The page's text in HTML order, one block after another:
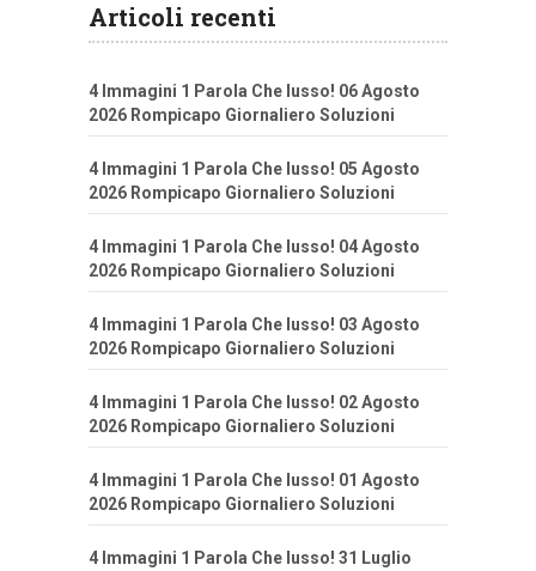
Articoli recenti
4 Immagini 1 Parola Che lusso! 06 Agosto
2026 Rompicapo Giornaliero Soluzioni
4 Immagini 1 Parola Che lusso! 05 Agosto
2026 Rompicapo Giornaliero Soluzioni
4 Immagini 1 Parola Che lusso! 04 Agosto
2026 Rompicapo Giornaliero Soluzioni
4 Immagini 1 Parola Che lusso! 03 Agosto
2026 Rompicapo Giornaliero Soluzioni
4 Immagini 1 Parola Che lusso! 02 Agosto
2026 Rompicapo Giornaliero Soluzioni
4 Immagini 1 Parola Che lusso! 01 Agosto
2026 Rompicapo Giornaliero Soluzioni
4 Immagini 1 Parola Che lusso! 31 Luglio